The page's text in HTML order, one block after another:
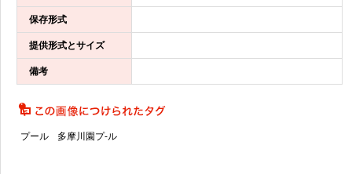
保存形式
提供形式とサイズ
備考
プール 多摩川園プ-ル